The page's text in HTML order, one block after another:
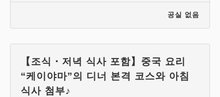
공실 없음
【조식・저녁 식사 포함】중국 요리
“케이야마”의 디너 본격 코스와 아침
식사 첨부♪